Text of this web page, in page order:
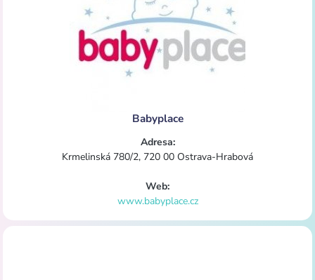
Babyplace
Adresa:
Krmelinská 780/2, 720 00 Ostrava-Hrabová
Web:
www.babyplace.cz